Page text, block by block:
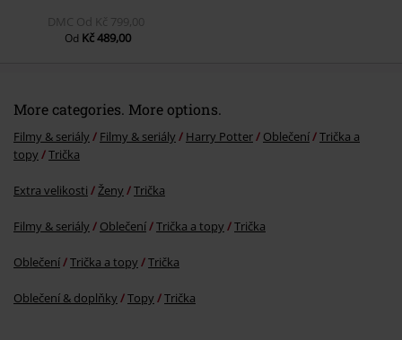
DMC Od Kč 799,00
Od Kč 489,00
More categories. More options.
Filmy & seriály Filmy & seriály Harry Potter Oblečení
Trička a
topy
Trička
Extra velikosti Ženy Trička
Filmy & seriály Oblečení Trička a topy Trička
Oblečení Trička a topy Trička
Oblečení & doplňky Topy Trička